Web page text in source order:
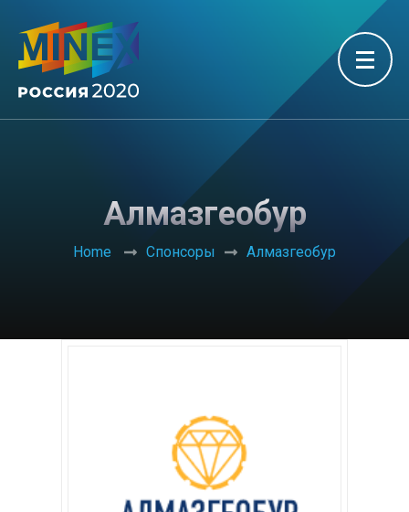
Алмазгеобур
Home Спонсоры Алмазгеобур